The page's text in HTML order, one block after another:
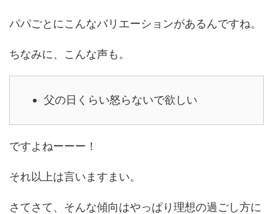
パパごとにこんなバリエーションがあるんですね。
ちなみに、こんな声も。
父の日くらい怒らないで欲しい
ですよねーーー！
それ以上は言いますまい。
さてさて、そんな傾向はやっぱり理想の過ごし方に